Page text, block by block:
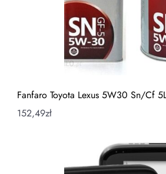
Fanfaro Toyota Lexus 5W30 Sn/Cf
152,49zł